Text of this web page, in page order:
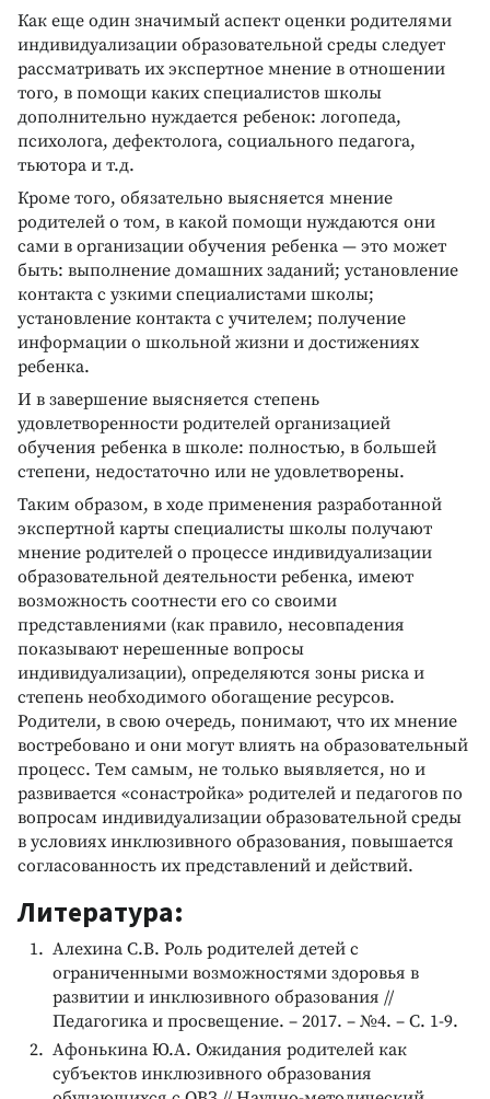
Как еще один значимый аспект оценки родителями
индивидуализации образовательной среды следует
рассматривать их экспертное мнение в отношении
того, в помощи каких специалистов школы
дополнительно нуждается ребенок: логопеда,
психолога, дефектолога, социального педагога,
тьютора и т.д.
Кроме того, обязательно выясняется мнение
родителей о том, в какой помощи нуждаются они
сами в организации обучения ребенка — это может
быть: выполнение домашних заданий; установление
контакта с узкими специалистами школы;
установление контакта с учителем; получение
информации о школьной жизни и достижениях
ребенка.
И в завершение выясняется степень
удовлетворенности родителей организацией
обучения ребенка в школе: полностью, в большей
степени, недостаточно или не удовлетворены.
Таким образом, в ходе применения разработанной
экспертной карты специалисты школы получают
мнение родителей о процессе индивидуализации
образовательной деятельности ребенка, имеют
возможность соотнести его со своими
представлениями (как правило, несовпадения
показывают нерешенные вопросы
индивидуализации), определяются зоны риска и
степень необходимого обогащение ресурсов.
Родители, в свою очередь, понимают, что их мнение
востребовано и они могут влиять на образовательный
процесс. Тем самым, не только выявляется, но и
развивается «сонастройка» родителей и педагогов по
вопросам индивидуализации образовательной среды
в условиях инклюзивного образования, повышается
согласованность их представлений и действий.
Литература:
Алехина С.В. Роль родителей детей с
ограниченными возможностями здоровья в
развитии и инклюзивного образования //
Педагогика и просвещение. – 2017. – №4. – С. 1-9.
Афонькина Ю.А. Ожидания родителей как
субъектов инклюзивного образования